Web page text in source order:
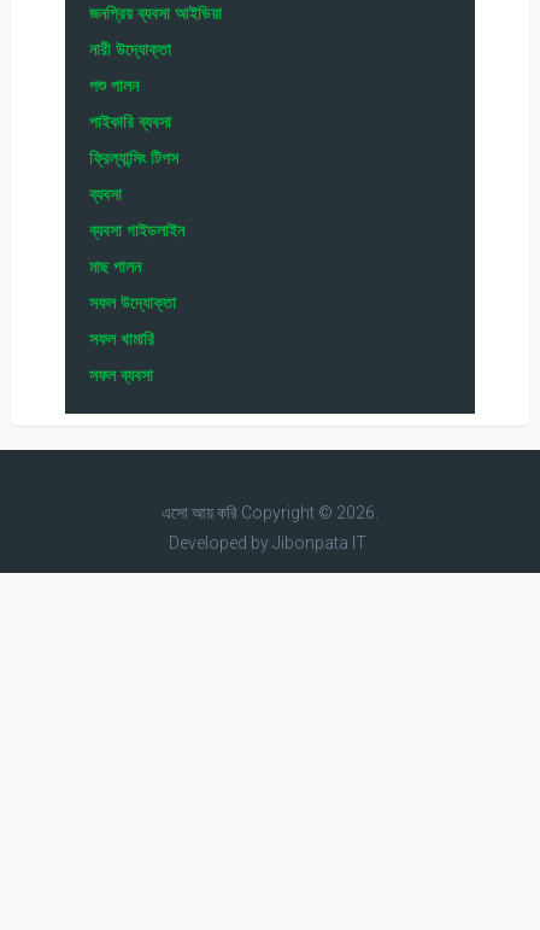
জনপ্রিয় ব্যবসা আইডিয়া
নারী উদ্যোক্তা
পশু পালন
পাইকারি ব্যবসা
ফ্রিল্যান্সিং টিপস
ব্যবসা
ব্যবসা গাইডলাইন
মাছ পালন
সফল উদ্যোক্তা
সফল খামারি
সফল ব্যবসা
এসো আয় করিCopyright © 2026.
Developed byJibonpata IT